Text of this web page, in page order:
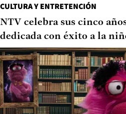
CULTURA Y ENTRETENCIÓN
NTV celebra sus cinco
dedicada con éxito a la